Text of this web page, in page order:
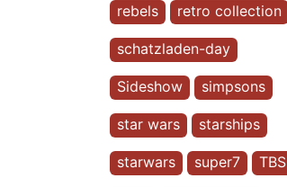
rebels retro collection
schatzladen-day
Sideshow simpsons
star wars starships
starwars super7 TBS